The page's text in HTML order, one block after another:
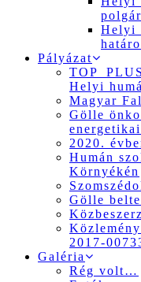
Helyi
Pályázat
Helyi
Magyar
Gölle
2020.
Humán
Környékén
Gölle
2017-
Galéria
Rég volt…